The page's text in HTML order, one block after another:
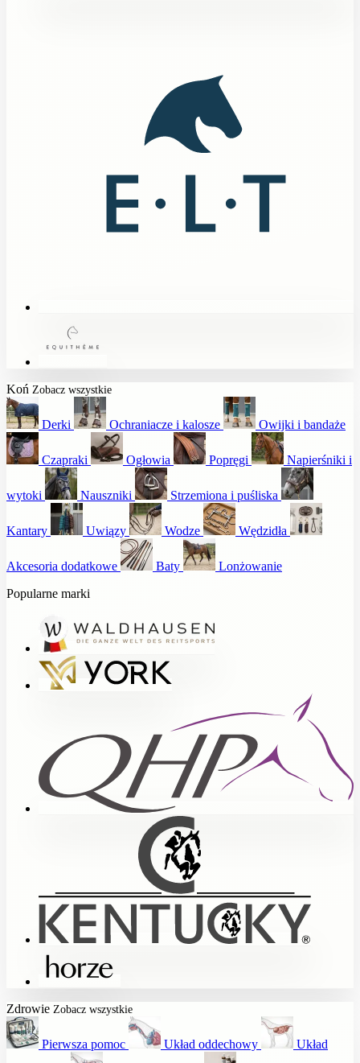
Koń Zobacz wszystkie
Derki Ochraniacze i kalosze Owijki i bandaże
Czapraki Ogłowia Popręgi Napierśniki i
wytoki Nauszniki Strzemiona i puśliska
Kantary Uwiązy Wodze Wędzidła
Akcesoria dodatkowe Baty
Lonżowanie
Popularne marki
Zdrowie Zobacz wszystkie
Pierwsza pomoc Układ oddechowy Układ